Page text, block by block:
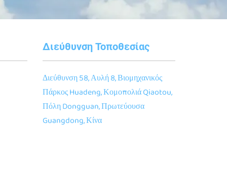
Διεύθυνση Τοποθεσίας
Διεύθυνση 58, Αυλή 8, Βιομηχανικός
Πάρκος Huadeng, Κομοπολιά Qiaotou,
Πόλη Dongguan, Πρωτεύουσα
Guangdong, Κίνα